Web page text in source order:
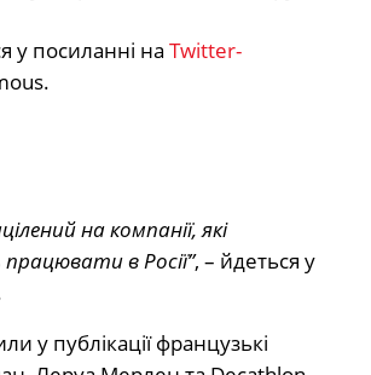
у посиланні на Twitter-
на компанії, які
в Росії”, – йдеться у
у публікації французькі